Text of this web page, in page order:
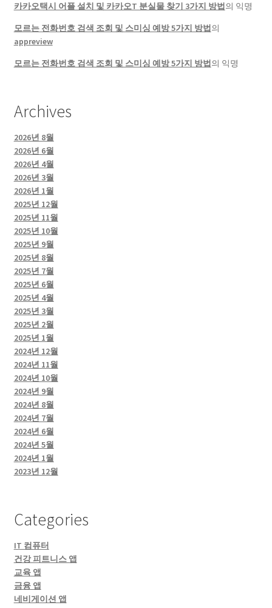
카카오택시 어플 설치 및 카카오T 분실물 찾기 3가지 방법 의 익명
모르는 전화번호 검색 조회 및 스미싱 예방 5가지 방법 의
appreview
모르는 전화번호 검색 조회 및 스미싱 예방 5가지 방법 의 익명
Archives
2026년 8월
2026년 6월
2026년 4월
2026년 3월
2026년 1월
2025년 12월
2025년 11월
2025년 10월
2025년 9월
2025년 8월
2025년 7월
2025년 6월
2025년 4월
2025년 3월
2025년 2월
2025년 1월
2024년 12월
2024년 11월
2024년 10월
2024년 9월
2024년 8월
2024년 7월
2024년 6월
2024년 5월
2024년 1월
2023년 12월
Categories
IT 컴퓨터
건강 피트니스 앱
교육 앱
금융 앱
네비게이션 앱